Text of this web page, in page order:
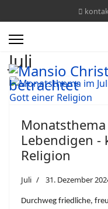
Juli
Lebendigen -
Religion
Juli 31. Dezember
Durchweg friedliche,